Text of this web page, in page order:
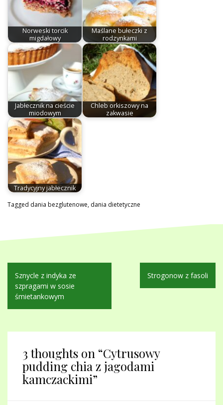
Norweski torcik
migdałowy
Maślane bułeczki z
rodzynkami
Jabłecznik na cieście
miodowym
Chleb orkiszowy na
zakwasie
Tradycyjny jabłecznik
Tagged dania bezglutenowe, dania dietetyczne
Nawigacja
wpisu
Sznycle z indyka ze
szpragami w sosie
śmietankowym
Strogonow z fasoli
3 thoughts on “Cytrusowy
pudding chia z jagodami
kamczackimi”